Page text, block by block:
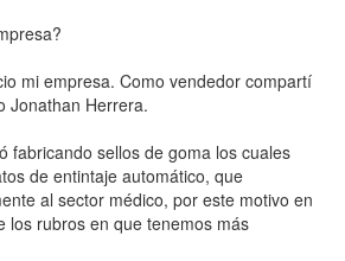
mi empresa. Como vendedor compartí
Jonathan Herrera.
fabricando sellos de goma los cuales
de entintaje automático, que
al sector médico, por este motivo en
los rubros en que tenemos más